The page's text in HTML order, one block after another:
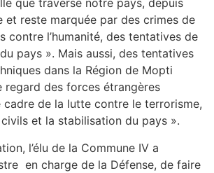
que traverse notre pays, depuis
et reste marquée par des crimes de
contre l’humanité, des tentatives de
pays ». Mais aussi, des tentatives
dans la Région de Mopti
regard des forces étrangères
cadre de la lutte contre le terrorisme,
et la stabilisation du pays ».
l’élu de la Commune IV a
en charge de la Défense, de faire